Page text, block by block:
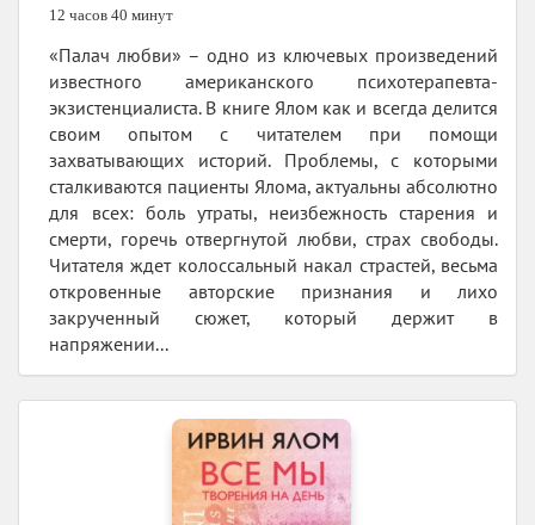
12 часов 40 минут
«Палач любви» – одно из ключевых произведений
известного американского психотерапевта-
экзистенциалиста. В книге Ялом как и всегда делится
своим опытом с читателем при помощи
захватывающих историй. Проблемы, с которыми
сталкиваются пациенты Ялома, актуальны абсолютно
для всех: боль утраты, неизбежность старения и
смерти, горечь отвергнутой любви, страх свободы.
Читателя ждет колоссальный накал страстей, весьма
откровенные авторские признания и лихо
закрученный сюжет, который держит в
напряжении...